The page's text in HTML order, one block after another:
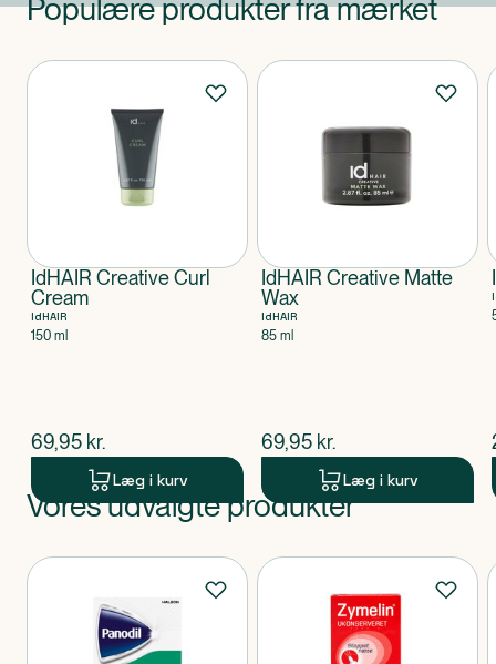
Populære produkter fra mærket
Produkter
IdHAIR Creative Curl
Cream
IdHAIR
150 ml
$nuværende pris
69,95 kr.
Læg i kurv
IdHAIR Creative Matte
Wax
IdHAIR
85 ml
$nuværende pris
69,95 kr.
Læg i kurv
Produkt 1 af 0
Vores udvalgte produkter
Produkter